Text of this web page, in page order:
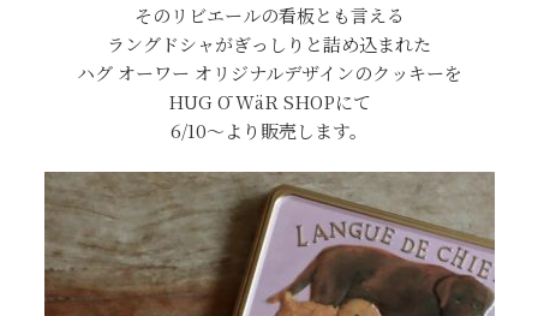
そのリビエールの看板とも言える
ラングドシャがぎっしりと詰め込まれた
ハグ オーワー オリジナルデザインのクッキーを
HUG Ō WäR SHOPにて
6/10～より販売します。